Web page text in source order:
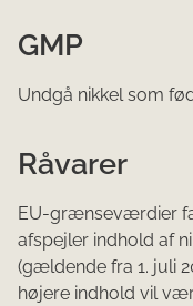
GMP
Undgå nikkel som
Råvarer
EU-grænseværdier
afspejler indhold af
(gældende fra 1. juli
højere indhold vil